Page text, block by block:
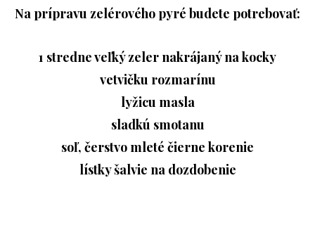
Na prípravu zelérového pyré budete potrebovať:
1 stredne veľký zeler nakrájaný na kocky
vetvičku rozmarínu
lyžicu masla
sladkú smotanu
soľ, čerstvo mleté čierne korenie
lístky šalvie na dozdobenie